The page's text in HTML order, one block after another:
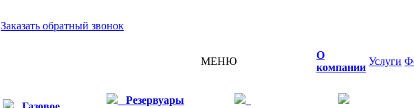
Заказать обратный звонок
МЕНЮ
О
компании
Услуги
Резервуары